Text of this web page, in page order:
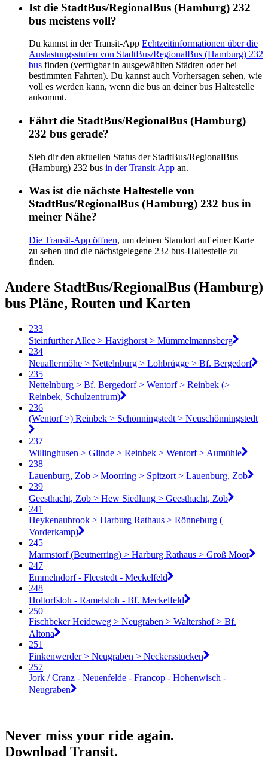
Ist die StadtBus/RegionalBus (Hamburg) 232
bus meistens voll?
Du kannst in der Transit-App Echtzeitinformationen über die
Auslastungsstufen von StadtBus/RegionalBus (Hamburg) 232
bus finden (verfügbar in ausgewählten Städten oder bei
bestimmten Fahrten). Du kannst auch Vorhersagen sehen, wie
voll es werden kann, wenn die bus an deiner bus Haltestelle
ankommt.
Fährt die StadtBus/RegionalBus (Hamburg)
232 bus gerade?
Sieh dir den aktuellen Status der StadtBus/RegionalBus
(Hamburg) 232 bus in der Transit-App an.
Was ist die nächste Haltestelle von
StadtBus/RegionalBus (Hamburg) 232 bus in
meiner Nähe?
Die Transit-App öffnen, um deinen Standort auf einer Karte
zu sehen und die nächstgelegene 232 bus-Haltestelle zu
finden.
Andere StadtBus/RegionalBus (Hamburg)
bus Pläne, Routen und Karten
233
Steinfurther Allee > Havighorst > Mümmelmannsberg
234
Neuallermöhe > Nettelnburg > Lohbrügge > Bf. Bergedorf
235
Nettelnburg > Bf. Bergedorf > Wentorf > Reinbek (>
Reinbek, Schulzentrum)
236
(Wentorf >) Reinbek > Schönningstedt > Neuschönningstedt
237
Willinghusen > Glinde > Reinbek > Wentorf > Aumühle
238
Lauenburg, Zob > Moorring > Spitzort > Lauenburg, Zob
239
Geesthacht, Zob > Hew Siedlung > Geesthacht, Zob
241
Heykenaubrook > Harburg Rathaus > Rönneburg (
Vorderkamp)
245
Marmstorf (Beutnerring) > Harburg Rathaus > Groß Moor
247
Emmelndorf - Fleestedt - Meckelfeld
248
Holtorfsloh - Ramelsloh - Bf. Meckelfeld
250
Fischbeker Heideweg > Neugraben > Waltershof > Bf.
Altona
251
Finkenwerder > Neugraben > Neckersstücken
257
Jork / Cranz - Neuenfelde - Francop - Hohenwisch -
Neugraben
Never miss your ride again.
Download Transit.